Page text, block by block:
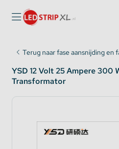
Terug naar fase aansnijding en
YSD 12 Volt 25 Ampere 300
Transformator